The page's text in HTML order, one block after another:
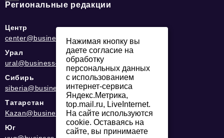
Региональные редакции
Центр
center@business-magazine.online
Урал
ural@business-magazine.online
Сибирь
siberia@business-magazine.online
Татарстан
Kazan@business-magazine.online
Юг
Нажимая кнопку вы
даете согласие на
обработку
персональных данных
с использованием
интернет-сервиса
Яндекс.Метрика,
top.mail.ru, LiveInternet.
На сайте используются
cookie. Оставаясь на
сайте, вы принимаете